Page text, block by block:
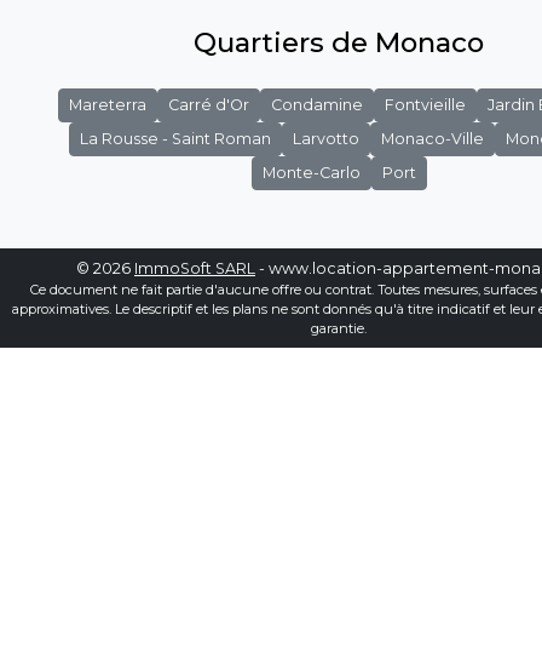
Quartiers de Monaco
Mareterra Carré d'Or Condamine Fontvieille
Jardin
La Rousse - Saint Roman
Larvotto Monaco-Ville
Monte-Carlo
Port
© 2026 ImmoSoft SARL - www.location-appartement-
Ce document ne fait partie d'aucune offre ou contrat. Toutes mesures, surfaces
approximatives. Le descriptif et les plans ne sont donnés qu'à titre indicatif et leur
garantie.